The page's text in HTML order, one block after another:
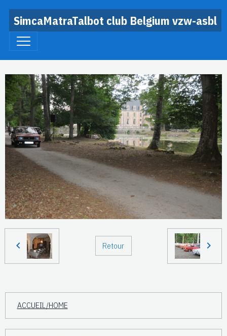
SimcaMatraTalbot club Belgium vzw-asbl
Retour
ACCUEIL/HOME